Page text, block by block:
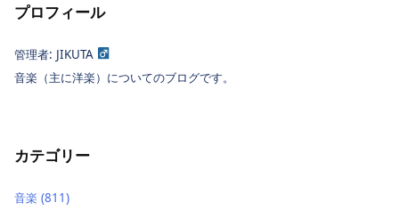
プロフィール
管理者: JIKUTA
音楽（主に洋楽）についてのブログです。
カテゴリー
音楽 (811)